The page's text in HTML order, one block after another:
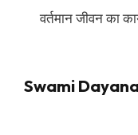
वर्तमान जीवन का
Swami